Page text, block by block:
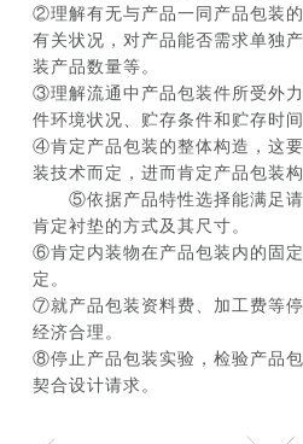
②理解有无与产品一同产品包装
有关状况，对产品能否需求单独
装产品数量等。
③理解流通中产品包装件所受外
件环境状况、贮存条件和贮存时间
④肯定产品包装的整体构造，这
装技术而定，进而肯定产品包装构
⑤依据产品特性选择能满足请
肯定衬垫的方式及其尺寸。
⑥肯定内装物在产品包装内的固
定。
⑦就产品包装资料费、加工费等
经济合理。
⑧停止产品包装实验，检验产品
契合设计请求。